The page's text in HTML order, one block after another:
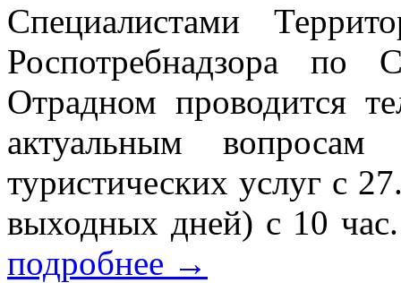
Специалистами
Роспотребнадзора по
Отрадном проводится
актуальным
туристических услуг с
выходных дней) с 10
подробнее →